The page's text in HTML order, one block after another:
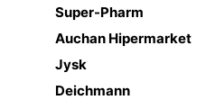
Super-Pharm
Auchan Hipermarket
Jysk
Deichmann